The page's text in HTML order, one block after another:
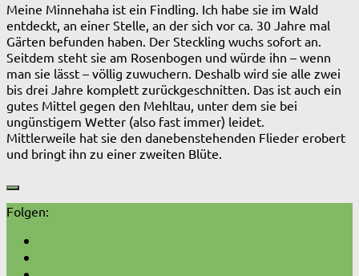
Meine Minnehaha ist ein Findling. Ich habe sie im Wald
entdeckt, an einer Stelle, an der sich vor ca. 30 Jahre mal
Gärten befunden haben. Der Steckling wuchs sofort an.
Seitdem steht sie am Rosenbogen und würde ihn – wenn
man sie lässt – völlig zuwuchern. Deshalb wird sie alle zwei
bis drei Jahre komplett zurückgeschnitten. Das ist auch ein
gutes Mittel gegen den Mehltau, unter dem sie bei
ungünstigem Wetter (also fast immer) leidet.
Mittlerweile hat sie den danebenstehenden Flieder erobert
und bringt ihn zu einer zweiten Blüte.
Folgen: